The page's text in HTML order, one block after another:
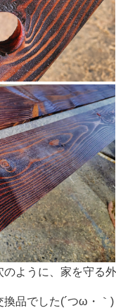
ように、家を守る
換品でした(´つω・｀)